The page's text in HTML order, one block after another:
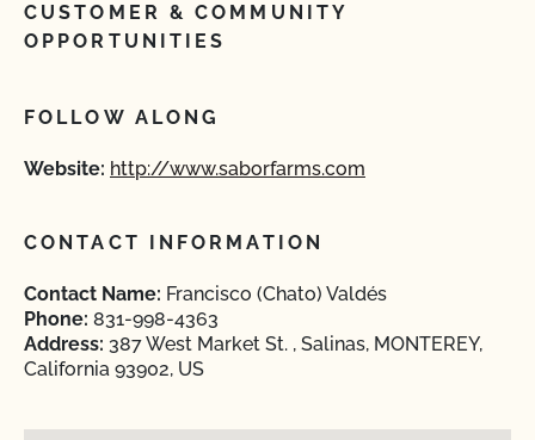
CUSTOMER & COMMUNITY
OPPORTUNITIES
FOLLOW ALONG
Website: http://www.saborfarms.com
CONTACT INFORMATION
Contact Name: Francisco (Chato) Valdés
Phone: 831-998-4363
Address: 387 West Market St. , Salinas, MONTEREY,
California 93902, US